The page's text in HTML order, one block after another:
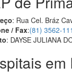
: Rua Cel. Bráz
/ Fax:(81) 3562-
: DAYSE JULIANA
em